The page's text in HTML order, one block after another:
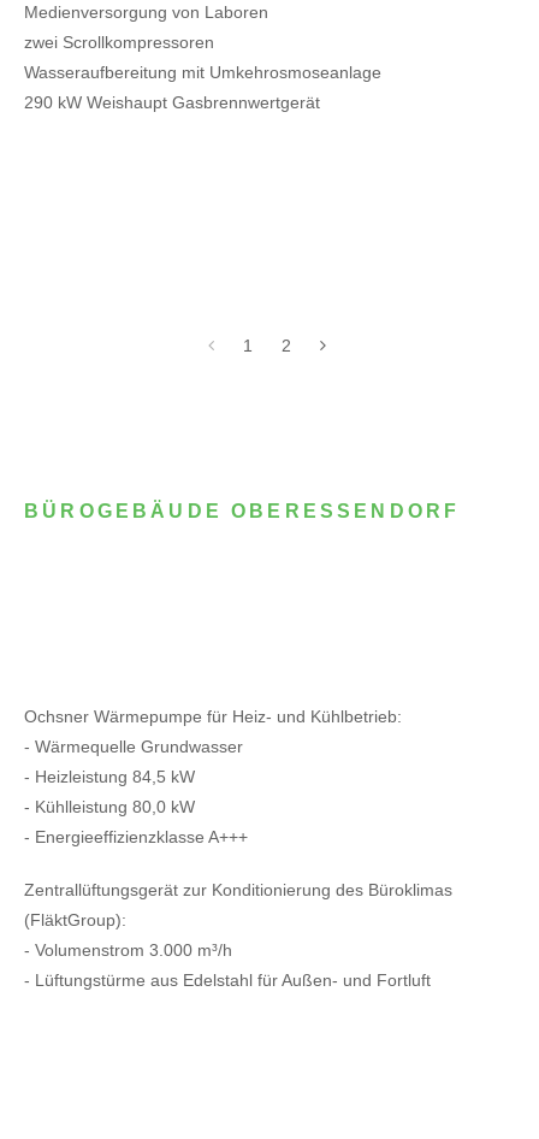
Medienversorgung von Laboren
zwei Scrollkompressoren
Wasseraufbereitung mit Umkehrosmoseanlage
290 kW Weishaupt Gasbrennwertgerät
1 2
BÜROGEBÄUDE OBERESSENDORF
Ochsner Wärmepumpe für Heiz- und Kühlbetrieb:
- Wärmequelle Grundwasser
- Heizleistung 84,5 kW
- Kühlleistung 80,0 kW
- Energieeffizienzklasse A+++
Zentrallüftungsgerät zur Konditionierung des Büroklimas
(FläktGroup):
- Volumenstrom 3.000 m³/h
- Lüftungstürme aus Edelstahl für Außen- und Fortluft